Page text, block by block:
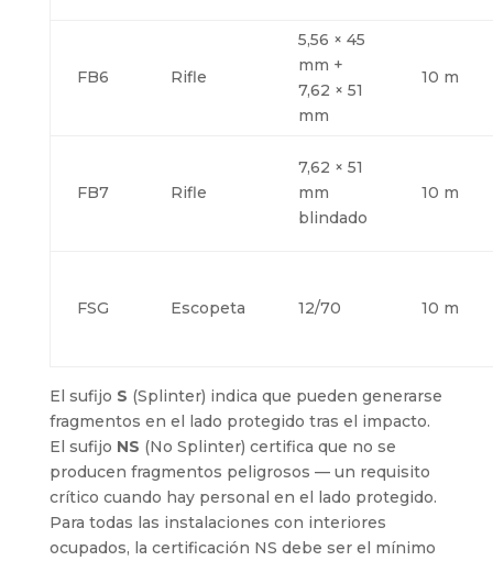
FB6 Rifle
5,56 × 45
mm +
7,62 × 51
mm
10 m
FB7 Rifle
7,62 × 51
mm
blindado
10 m
FSG Escopeta 12/70 10 m
El sufijo S (Splinter) indica que pueden generarse
fragmentos en el lado protegido tras el impacto.
El sufijo NS (No Splinter) certifica que no se
producen fragmentos peligrosos — un requisito
crítico cuando hay personal en el lado protegido.
Para todas las instalaciones con interiores
ocupados, la certificación NS debe ser el mínimo